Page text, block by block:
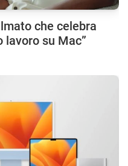
che celebra
lavoro su Mac”